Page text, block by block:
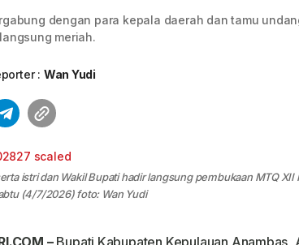
dengan para kepala daerah dan tamu
meriah.
: Wan Yudi
istri dan Wakil Bupati hadir langsung pembukaan MTQ XII
(4/7/2026) foto: Wan Yudi
–Bupati Kabupaten Kepulauan Anambas,